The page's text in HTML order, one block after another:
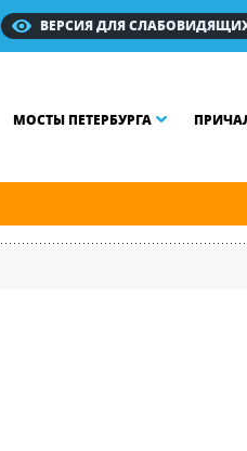
ВЕРСИЯ ДЛЯ
МОСТЫ ПЕТЕРБУРГА